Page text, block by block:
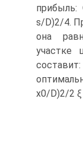
s/D)2/4.
она
участке
x0/D)2/2